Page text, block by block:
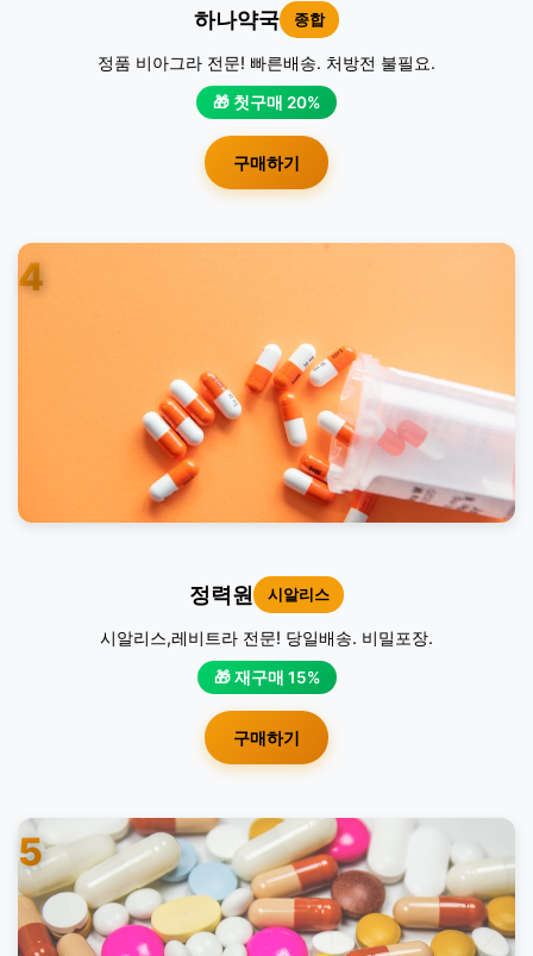
하나약국 종합
정품 비아그라 전문! 빠른배송. 처방전 불필요.
🎁 첫구매 20%
구매하기
4
정력원 시알리스
시알리스,레비트라 전문! 당일배송. 비밀포장.
🎁 재구매 15%
구매하기
5